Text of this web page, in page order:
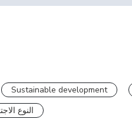
Sustainable development
النوع